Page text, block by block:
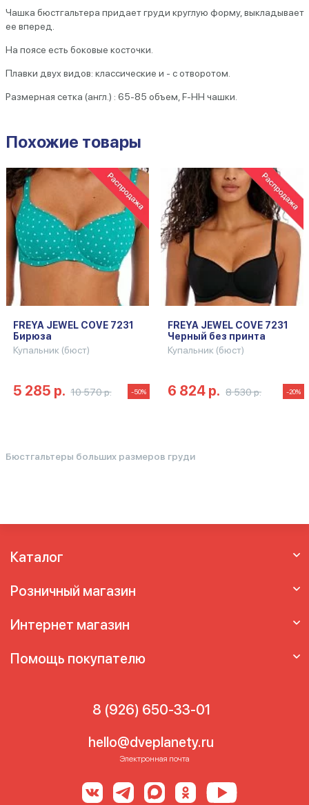
Чашка бюстгальтера придает груди круглую форму, выкладывает
ее вперед.
На поясе есть боковые косточки.
Плавки двух видов: классические и - с отворотом.
Размерная сетка (англ.) : 65-85 объем, F-HH чашки.
Похожие товары
FREYA JEWEL COVE 7231
Бирюза
Купальник (бюст)
5 285 р. 10 570 р. -50%
FREYA JEWEL COVE 7231
Черный без принта
Купальник (бюст)
6 824 р. 8 530 р. -20%
Бюстгальтеры больших размеров груди
Каталог
Розничный магазин
Интернет магазин
Помощь покупателю
8 (926) 650-33-01
hello@dveplanety.ru
Электронная почта